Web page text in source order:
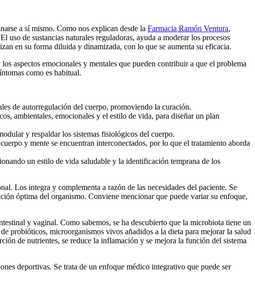
a sí mismo. Como nos explican desde la Farmacia Ramón Ventura,
de sustancias naturales reguladoras, ayuda a moderar los procesos
en su forma diluida y dinamizada, con lo que se aumenta su eficacia.
aspectos emocionales y mentales que pueden contribuir a que el problema
como es habitual.
de autorregulación del cuerpo, promoviendo la curación.
ambientales, emocionales y el estilo de vida, para diseñar un plan
y respaldar los sistemas fisiológicos del cuerpo.
y mente se encuentran interconectados, por lo que el tratamiento aborda
un estilo de vida saludable y la identificación temprana de los
Los integra y complementa a razón de las necesidades del paciente. Se
óptima del organismo. Conviene mencionar que puede variar su enfoque,
y vaginal. Como sabemos, se ha descubierto que la microbiota tiene un
probióticos, microorganismos vivos añadidos a la dieta para mejorar la salud
de nutrientes, se reduce la inflamación y se mejora la función del sistema
deportivas. Se trata de un enfoque médico integrativo que puede ser